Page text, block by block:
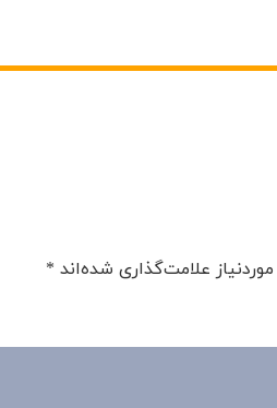
علامت‌گذاری شده‌اند *